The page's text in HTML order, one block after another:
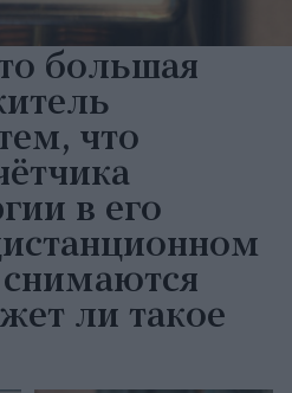
большая
что
в его
ли такое